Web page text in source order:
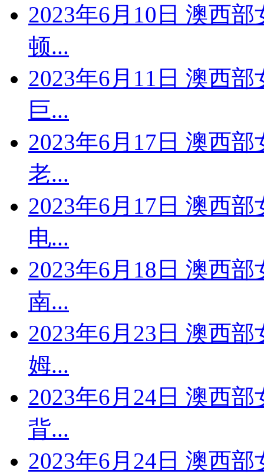
2023年6月10日 澳西
顿...
2023年6月11日 澳西
巨...
2023年6月17日 澳西
老...
2023年6月17日 澳西
电...
2023年6月18日 澳西
南...
2023年6月23日 澳西
姆...
2023年6月24日 澳西
背...
2023年6月24日 澳西